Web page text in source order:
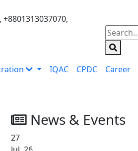
IQAC CPDC Career
News & Events
27